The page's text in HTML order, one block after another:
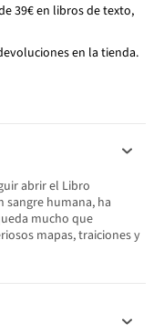
39€ en libros de texto,
en la tienda.
abrir el Libro
sangre humana, ha
mucho que
mapas, traiciones y